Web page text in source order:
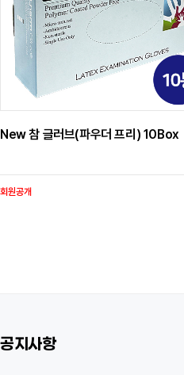
New 참 글러브(파우더 프리) 10Box
회원공개
공지사항